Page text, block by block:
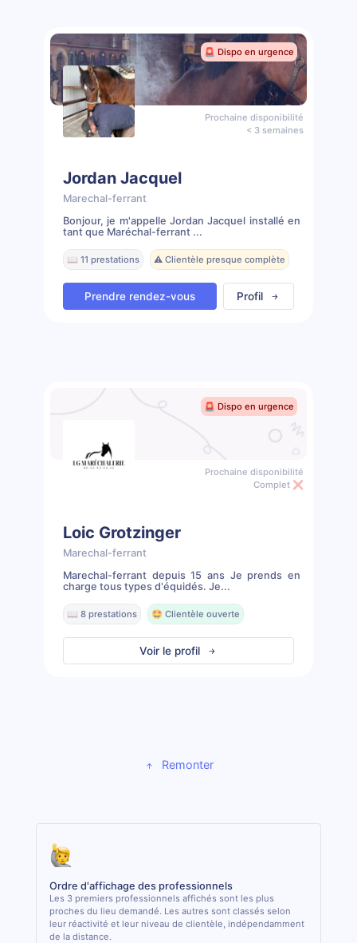
🚨 Dispo en urgence
Prochaine disponibilité
< 3 semaines
Jordan Jacquel
Marechal-ferrant
Bonjour, je m'appelle Jordan Jacquel installé en
tant que Maréchal-ferrant ...
📖 11 prestations ⚠️ Clientèle presque complète
Prendre rendez-vous Profil
🚨 Dispo en urgence
Prochaine disponibilité
Complet ❌
Loic Grotzinger
Marechal-ferrant
Marechal-ferrant depuis 15 ans Je prends en
charge tous types d'équidés. Je...
📖 8 prestations 🤩 Clientèle ouverte
Voir le profil
Remonter
Ordre d'affichage des professionnels
Les 3 premiers professionnels affichés sont les plus
proches du lieu demandé. Les autres sont classés selon
leur réactivité et leur niveau de clientèle, indépendamment
de la distance.